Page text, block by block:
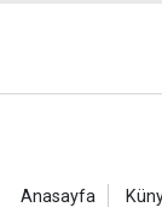
Anasayfa